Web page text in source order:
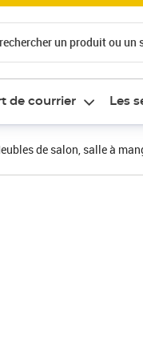
un produit ou un
de courrier Les
de salon, salle à